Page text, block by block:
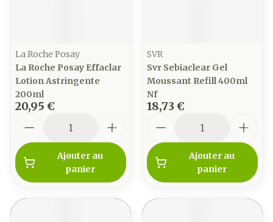
La Roche Posay
La Roche Posay Effaclar
Lotion Astringente
200ml
20,95 €
Ajouter au
panier
SVR
Svr Sebiaclear Gel
Moussant Refill 400ml
Nf
18,73 €
Ajouter au
panier